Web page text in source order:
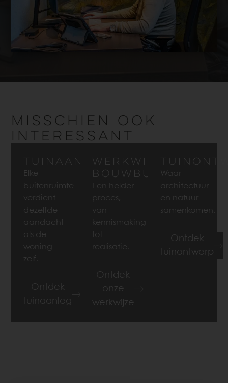
MISSCHIEN OOK
INTERESSANT
Tuinaanleg
Elke
buitenruimte
verdient
dezelfde
aandacht
als de
woning
zelf.
Ontdek
tuinaanleg
Werkwijze
Bouwbureau
Een helder
proces,
van
kennismaking
tot
realisatie.
Ontdek
onze
werkwijze
Waar
architectuur
en natuur
samenkomen.
Ontdek
tuinontwerp